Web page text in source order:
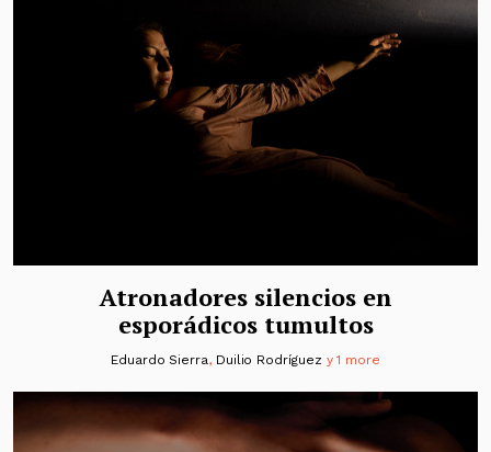
Atronadores silencios en
esporádicos tumultos
Eduardo Sierra, Duilio Rodríguez y 1 more